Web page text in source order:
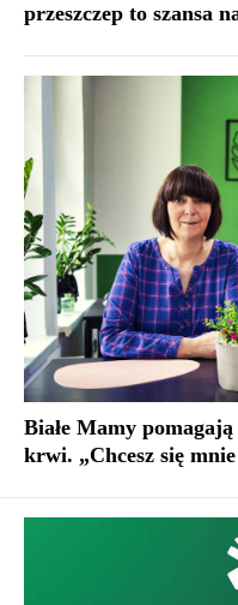
przeszczep to szansa
Białe Mamy
krwi. „Chcesz się